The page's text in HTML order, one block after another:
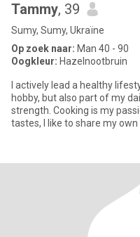
Tammy, 39
Sumy, Sumy, Ukraïne
Op zoek naar: Man 40 - 90
Oogkleur: Hazelnootbruin
I actively lead a healthy
hobby, but also part of my
strength. Cooking is my
tastes, I like to share my